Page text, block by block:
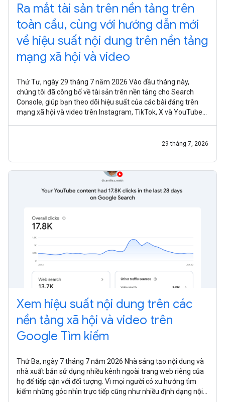
Ra mắt tài sản trên nền tảng trên
toàn cầu, cùng với hướng dẫn mới
về hiệu suất nội dung trên nền tảng
mạng xã hội và video
Thứ Tư, ngày 29 tháng 7 năm 2026 Vào đầu tháng này,
chúng tôi đã công bố về tài sản trên nền tảng cho Search
Console, giúp bạn theo dõi hiệu suất của các bài đăng trên
mạng xã hội và video trên Instagram, TikTok, X và YouTube
29 tháng 7, 2026
Xem hiệu suất nội dung trên các
nền tảng xã hội và video trên
Google Tìm kiếm
Thứ Ba, ngày 7 tháng 7 năm 2026 Nhà sáng tạo nội dung và
nhà xuất bản sử dụng nhiều kênh ngoài trang web riêng của
họ để tiếp cận với đối tượng. Vì mọi người có xu hướng tìm
kiếm những góc nhìn trực tiếp cũng như nhiều định dạng nội